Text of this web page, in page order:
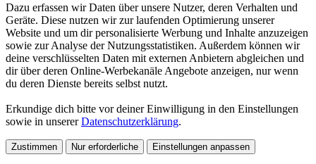
Dazu erfassen wir Daten über unsere Nutzer, deren Verhalten und
Geräte. Diese nutzen wir zur laufenden Optimierung unserer
Website und um dir personalisierte Werbung und Inhalte anzuzeigen
sowie zur Analyse der Nutzungsstatistiken. Außerdem können wir
deine verschlüsselten Daten mit externen Anbietern abgleichen und
dir über deren Online-Werbekanäle Angebote anzeigen, nur wenn
du deren Dienste bereits selbst nutzt.
Erkundige dich bitte vor deiner Einwilligung in den Einstellungen
sowie in unsererDatenschutzerklärung.
Zustimmen Nur erforderliche Einstellungen anpassen